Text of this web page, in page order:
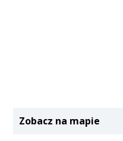
Zobacz na mapie